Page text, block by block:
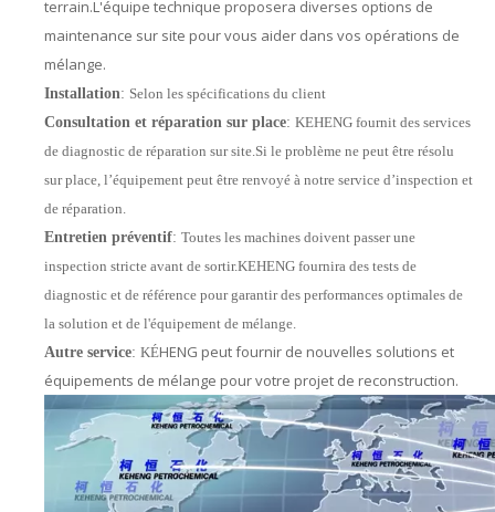
terrain.L'équipe technique proposera diverses options de
maintenance sur site pour vous aider dans vos opérations de
mélange.
Installation: Selon les spécifications du client
Consultation et réparation sur place: KEHENG fournit des services
de diagnostic de réparation sur site.Si le problème ne peut être résolu
sur place, l’équipement peut être renvoyé à notre service d’inspection et
de réparation.
Entretien préventif: Toutes les machines doivent passer une
inspection stricte avant de sortir.KEHENG fournira des tests de
diagnostic et de référence pour garantir des performances optimales de
la solution et de l'équipement de mélange.
Autre service: KÉHENG peut fournir de nouvelles solutions et
équipements de mélange pour votre projet de reconstruction.